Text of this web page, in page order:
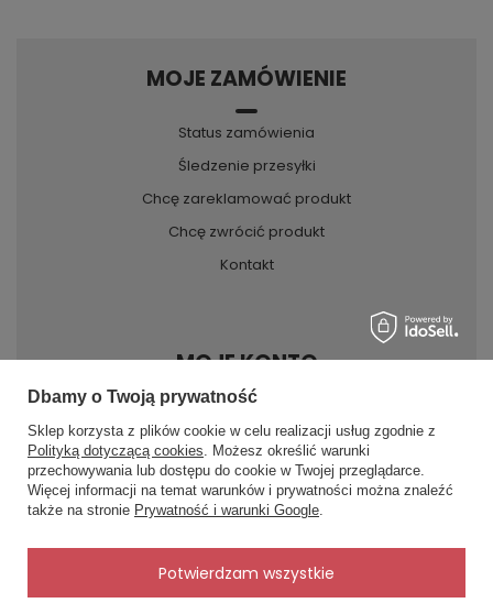
MOJE ZAMÓWIENIE
Status zamówienia
Śledzenie przesyłki
Chcę zareklamować produkt
Chcę zwrócić produkt
Kontakt
MOJE KONTO
INFORMACJE
POMOC
×
✨ Asystent zakupowy
Napisz czego szukasz — pokażę
gotowe propozycje.
Dbamy o Twoją prywatność
Sklep korzysta z plików cookie w celu realizacji usług zgodnie z
Polityką dotyczącą cookies. Możesz określić warunki
przechowywania lub dostępu do cookie w Twojej przeglądarce.
Więcej informacji na temat warunków i prywatności można znaleźć
także na stronie Prywatność i warunki Google.
Potwierdzam wszystkie